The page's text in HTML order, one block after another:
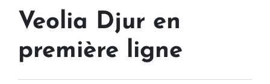
Veolia Djur en
première ligne